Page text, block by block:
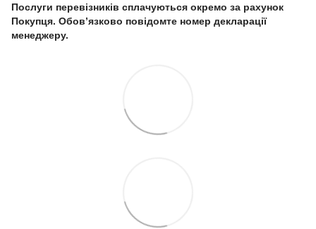
Послуги перевізників сплачуються окремо за рахунок
Покупця. Обов’язково повідомте номер декларації
менеджеру.